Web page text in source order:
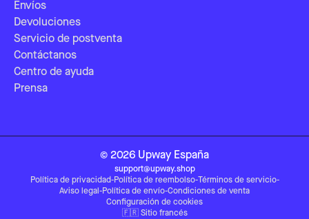
Envíos
Devoluciones
Servicio de postventa
Contáctanos
Centro de ayuda
Prensa
© 2026 Upway España
support@upway.shop
Política de privacidad-Política de reembolso-Términos de servicio-
Aviso legal -Política de envío-Condiciones de venta
Configuración de cookies
🇫🇷 Sitio francés